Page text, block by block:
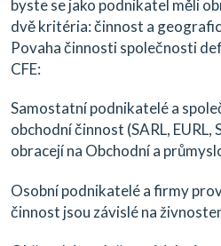
byste se jako podnikatel měli
dvě kritéria: činnost a
Povaha činnosti společnosti
CFE:
Samostatní podnikatelé a
obchodní činnost (SARL, EURL,
obracejí na Obchodní a
Osobní podnikatelé a firmy
činnost jsou závislé na